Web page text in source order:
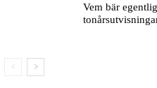
Vem bär